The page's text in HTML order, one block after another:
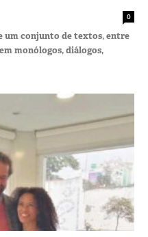
0
um conjunto de textos, entre
monólogos, diálogos,